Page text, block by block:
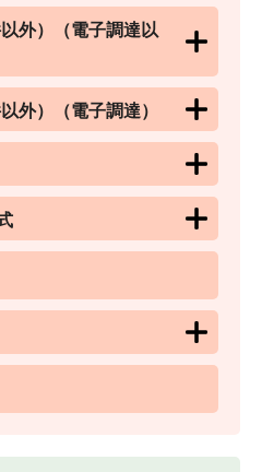
外）（電子調達以
外）（電子調達）